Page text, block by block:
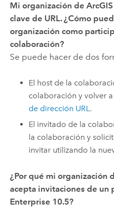
Mi organización de
clave de URL. ¿Cómo
organización como
colaboración?
Se puede hacer de dos
El host de la
colaboración y volver
de dirección URL .
El invitado de la
la colaboración y
invitar utilizando la
¿Por qué mi organización
acepta invitaciones de un
Enterprise 10.5?